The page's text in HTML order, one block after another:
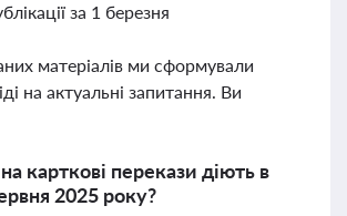
за 1 березня
матеріалів ми сформували
на актуальні запитання. Ви
карткові перекази діють в
2025 року?